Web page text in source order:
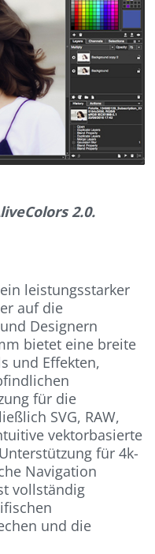
2.0.
leistungsstarker
auf die
Designern
bietet eine breite
und Effekten,
für die
SVG, RAW,
vektorbasierte
für 4k-
Navigation
vollständig
und die